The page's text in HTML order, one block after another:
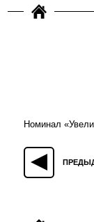
Номинал